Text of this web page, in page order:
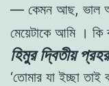
— কেমন আছ, ভাল
মেয়েটাকে আমি । কি
হিমুর দ্বিতীয়
‘তােমার যাইচ্ছাতাই